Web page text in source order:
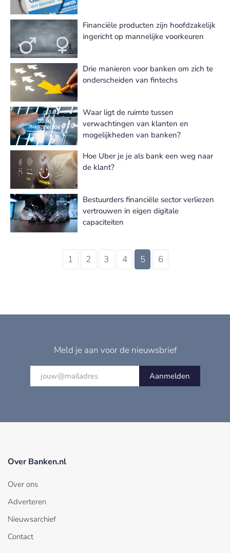
Financiële producten zijn hoofdzakelijk
ingericht op mannelijke voorkeuren
Drie manieren voor banken om zich te
onderscheiden van fintechs
Waar ligt de ruimte tussen
verwachtingen van klanten en
mogelijkheden van banken?
Hoe Uber je je als bank een weg naar
de klant?
Bestuurders financiële sector verliezen
vertrouwen in eigen digitale
capaciteiten
1 2 3 4 5 6
Meld je aan voor de nieuwsbrief
Aanmelden
Over Banken.nl
Over ons
Adverteren
Nieuwsarchief
Contact